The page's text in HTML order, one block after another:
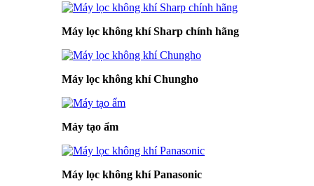
Máy lọc không khí Sharp chính hãng
Máy lọc không khí Chungho
Máy tạo ẩm
Máy lọc không khí Panasonic